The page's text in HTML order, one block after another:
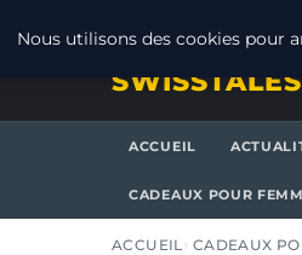
SWISSTALES
ACCUEIL
CADEAUX POUR
ACCUEIL CADEAUX
Nous utilisons des cookies pour